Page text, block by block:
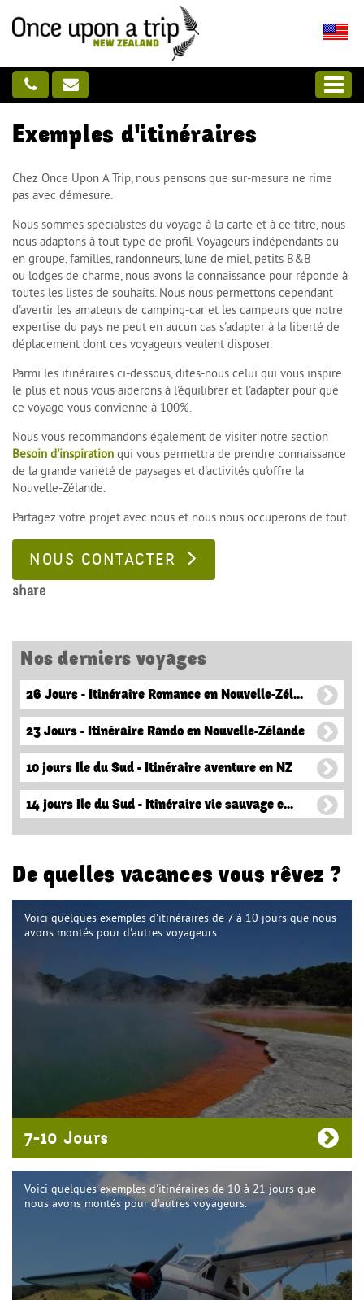
Exemples d'itinéraires
Chez Once Upon A Trip, nous pensons que sur-mesure ne rime
pas avec démesure.
Nous sommes spécialistes du voyage à la carte et à ce titre, nous
nous adaptons à tout type de profil. Voyageurs indépendants ou
en groupe, familles, randonneurs, lune de miel, petits B&B
ou lodges de charme, nous avons la connaissance pour réponde à
toutes les listes de souhaits. Nous nous permettons cependant
d'avertir les amateurs de camping-car et les campeurs que notre
expertise du pays ne peut en aucun cas s'adapter à la liberté de
déplacement dont ces voyageurs veulent disposer.
Parmi les itinéraires ci-dessous, dites-nous celui qui vous inspire
le plus et nous vous aiderons à l'équilibrer et l'adapter pour que
ce voyage vous convienne à 100%.
Nous vous recommandons également de visiter notre section
Besoin d'inspiration qui vous permettra de prendre connaissance
de la grande variété de paysages et d'activités qu'offre la
Nouvelle-Zélande.
Partagez votre projet avec nous et nous nous occuperons de tout.
NOUS CONTACTER
share
Nos derniers voyages
26 Jours - Itinéraire Romance en Nouvelle-Zél...
23 Jours - Itinéraire Rando en Nouvelle-Zélande
10 jours Ile du Sud - Itinéraire aventure en NZ
14 jours Ile du Sud - Itinéraire vie sauvage e...
De quelles vacances vous rêvez ?
7-10 Jours
Voici quelques exemples d'itinéraires de 7 à 10 jours que nous
avons montés pour d'autres voyageurs.
Voici quelques exemples d'itinéraires de 10 à 21 jours que
nous avons montés pour d'autres voyageurs.